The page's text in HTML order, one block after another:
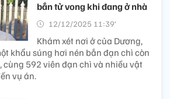
bắn tử vong khi đang ở nhà
12/12/2025 11:39’
Khám xét nơi ở của Dương,
khẩu súng hơi nén bắn đạn chì còn
cùng 592 viên đạn chì và nhiều vật
vụ án.